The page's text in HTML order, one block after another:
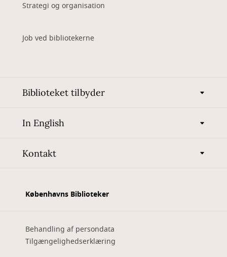
Strategi og organisation
Job ved bibliotekerne
Biblioteket tilbyder
In English
Kontakt
Københavns Biblioteker
Behandling af persondata
Tilgængelighedserklæring